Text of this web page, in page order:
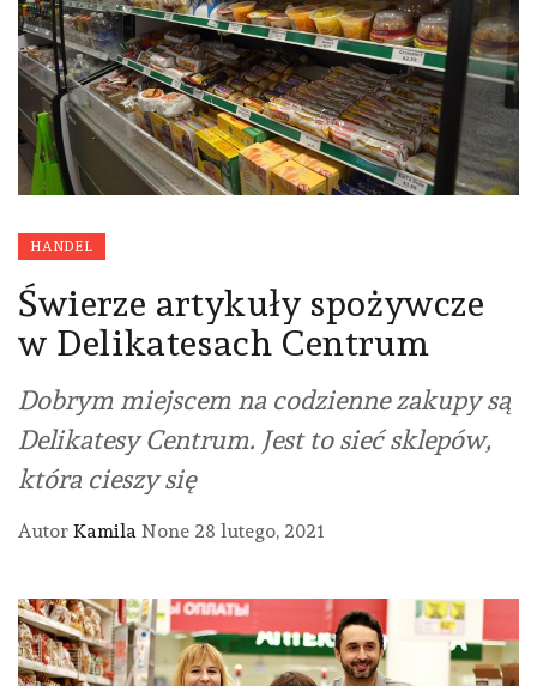
HANDEL
Świerze artykuły spożywcze
w Delikatesach Centrum
Dobrym miejscem na codzienne zakupy są
Delikatesy Centrum. Jest to sieć sklepów,
która cieszy się
Autor Kamila None 28 lutego, 2021